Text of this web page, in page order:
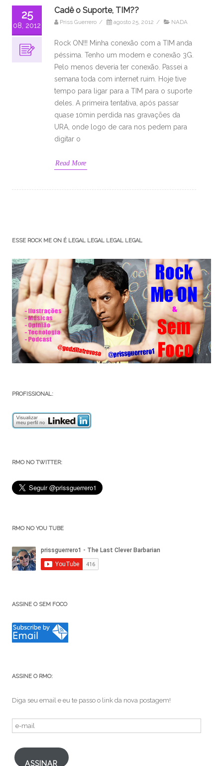
25
08, 2012
Cadê o Suporte, TIM??
Priss Guerrero / agosto 25, 2012 / NADA
Rock ON!!! Minha conexão com a TIM anda
péssima. Tenho um modem e conexão 3G.
Pelo menos deveria ter conexão. Passei a
semana toda com internet ruim. Hoje tive
tempo para ligar para a TIM para o suporte
deles. A primeira tentativa, após passar
quase 10min perdida nas gravações da
URA, onde logo de cara nos pedem para
digitar o
Read More
ESSE ROCK ME ON É LEGAL LEGAL LEGAL LEGAL
PROFISSIONAL:
RMO NO TWITTER:
RMO NO YOU TUBE
ASSINE O SEM FOCO
ASSINE O RMO:
Diga seu email e eu te passo o link da nova postagem!
e-
ASSINAR